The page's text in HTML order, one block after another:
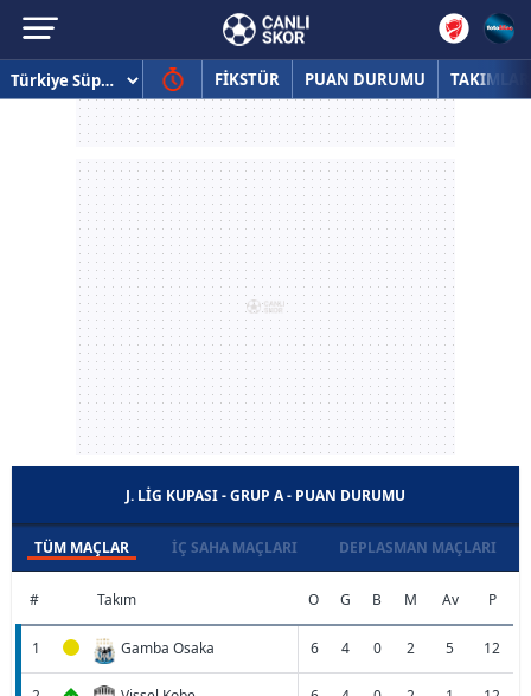
FİKSTÜR PUAN DURUMU TAKIMLAR
J. LIG KUPASI - GRUP A - PUAN DURUMU
TÜM MAÇLAR İÇ SAHA MAÇLARI DEPLASMAN MAÇLARI
# Takım O G B M Av P
1 Gamba Osaka 6 4 0 2 5 12